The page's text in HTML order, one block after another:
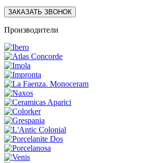
ЗАКАЗАТЬ ЗВОНОК
Производители